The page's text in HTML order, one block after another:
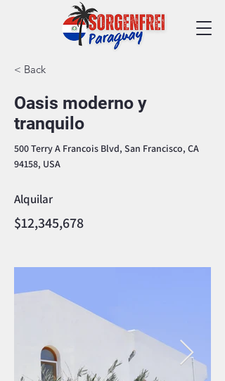
< Back
Oasis moderno y
tranquilo
500 Terry A Francois Blvd, San Francisco, CA
94158, USA
Alquilar
$12,345,678